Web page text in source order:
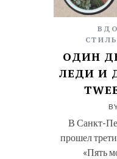
СТИЛЬ
ОДИН
ЛЕДИ И
В Санкт-
прошел
«Пять